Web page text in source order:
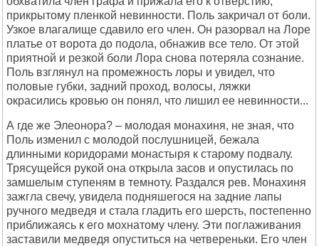
прикрытому пленкой невинности. Поль закричал от боли.
Узкое влагалище сдавило его член. Он разорвал на Лоре
платье от ворота до подола, обнажив все тело. От этой
приятной и резкой боли Лора снова потеряла сознание.
Поль взглянул на промежность лоры и увидел, что
половые губки, задний проход, волосы, ляжки
окрасились кровью он понял, что лишил ее невинности...
А где же Элеонора? – молодая монахиня, не зная, что
Поль изменил с молодой послушницей, бежала
длинными коридорами монастыря к старому подвалу.
Трясущейся рукой она открыла засов и опустилась по
замшелым ступеням в темноту. Раздался рев. Монахиня
зажгла свечу, увидела подняшегося на задние лапы
ручного медведя и стала гладить его шерсть, постепенно
приближаясь к его мохнатому члену. Эти поглаживания
заставили медведя опуститься на четвереньки. Его член